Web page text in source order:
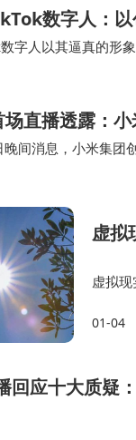
数字人：
字人以其逼真的形
了全新的解决方案
直播透露：
间消息，小米集团
亿元。（罗宁）
虚拟
虚拟
生的学
01-04
回应十大质疑